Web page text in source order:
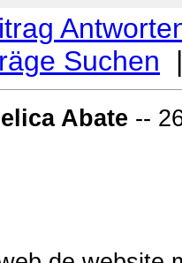
Suchen
Abate --